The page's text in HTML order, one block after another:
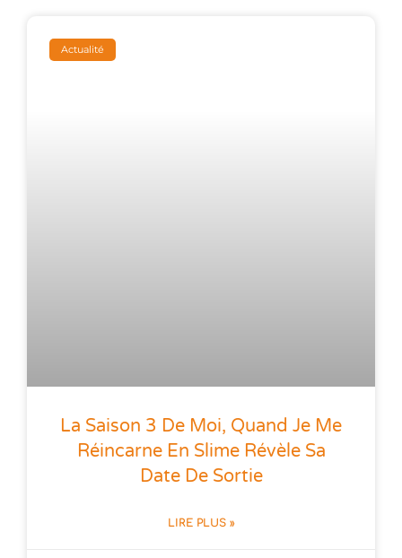
Actualité
La Saison 3 De Moi, Quand Je Me
Réincarne En Slime Révèle Sa
Date De Sortie
LIRE PLUS »